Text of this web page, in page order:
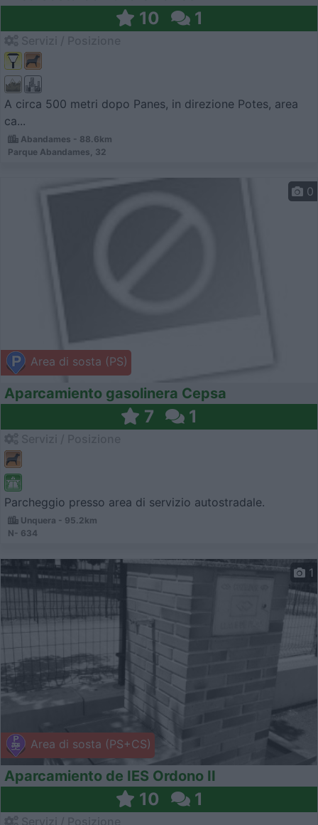
10 1
A circa 500 metri dopo Panes, in direzione Potes, area
ca...
Abandames - 88.6km
Parque Abandames, 32
Area di sosta (PS)
0
Aparcamiento gasolinera Cepsa
7 1
Parcheggio presso area di servizio autostradale.
Unquera - 95.2km
N- 634
Area di sosta (PS+CS)
1
Aparcamiento de IES Ordono II
10 1